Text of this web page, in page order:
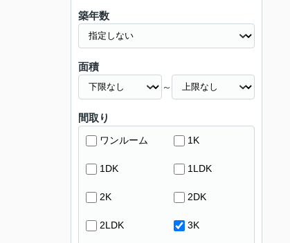
築年数
面積
～
間取り
ワンルーム 1K
1DK 1LDK
2K 2DK
2LDK 3K